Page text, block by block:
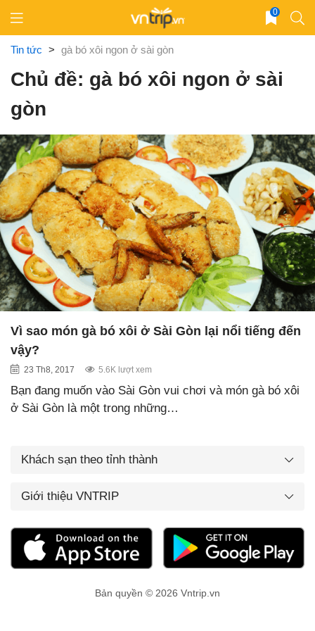
content
0
Tin tức > gà bó xôi ngon ở sài gòn
Chủ đề: gà bó xôi ngon ở sài
gòn
Vì sao món gà bó xôi ở Sài Gòn lại nổi tiếng đến
vậy?
23 Th8, 2017 5.6K lượt xem
Bạn đang muốn vào Sài Gòn vui chơi và món gà bó xôi
ở Sài Gòn là một trong những…
Khách sạn theo tỉnh thành
Giới thiệu VNTRIP
Bản quyền © 2026 Vntrip.vn